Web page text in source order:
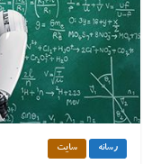
رسانه سایت